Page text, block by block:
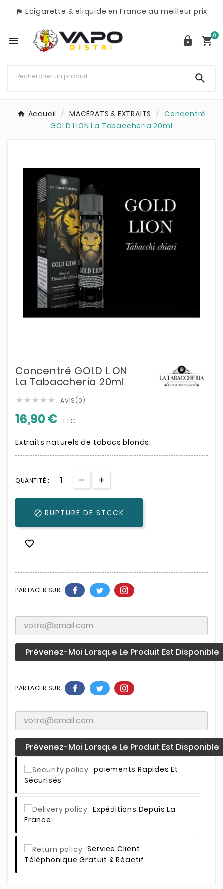
 Ecigarette & eliquide en France au meilleur prix
  0

Accueil MACÉRATS & EXTRAITS
Concentré
GOLD LION La Tabaccheria 20ml
Concentré GOLD LION
La Tabaccheria 20ml
     AVIS(0)
16,90 € TTC
Extraits naturels de tabacs blonds.
QUANTITÉ :
 RUPTURE DE STOCK

PARTAGER SUR:
Prévenez-Moi Lorsque Le Produit Est Disponible
PARTAGER SUR:
Prévenez-Moi Lorsque Le Produit Est Disponible
Paiements Rapides Et
Sécurisés
Expéditions Depuis La
France
Service Client
Téléphonique Gratuit & Réactif